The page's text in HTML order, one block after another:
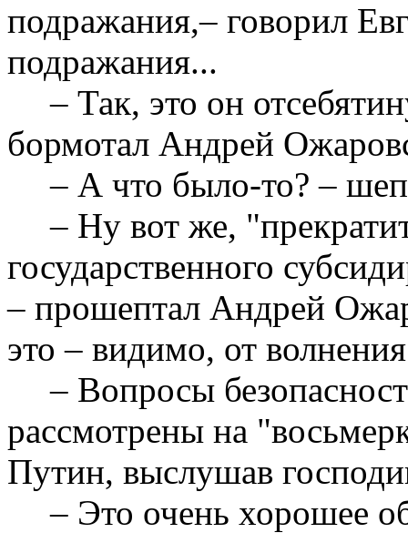
подражания,– говорил
подражания...
– Так, это он
бормотал Андрей
– А что было-то? –
– Ну вот же,
государственного
– прошептал Андрей
это – видимо, от
– Вопросы
рассмотрены на
Путин, выслушав
– Это очень хорошее